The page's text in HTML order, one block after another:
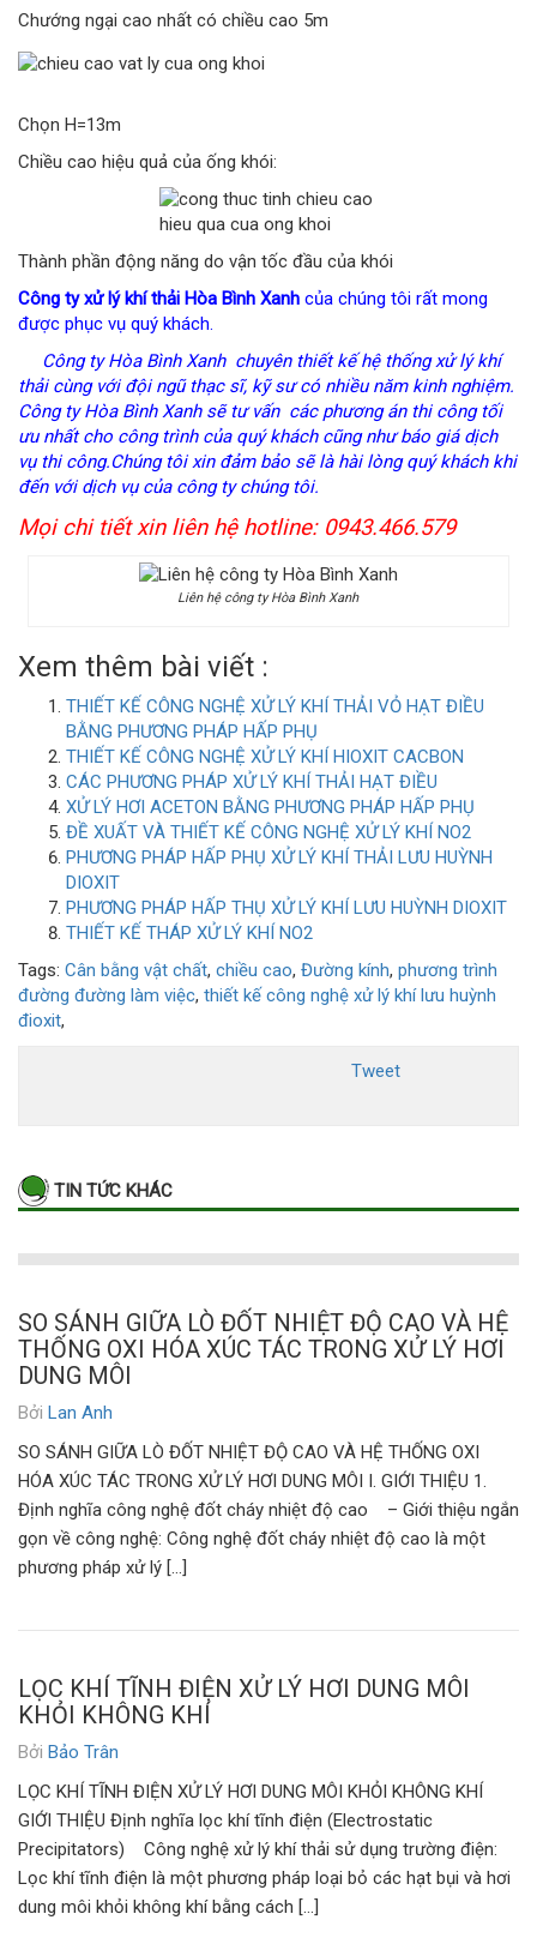
Chướng ngại cao nhất có chiều cao 5m
Chọn H=13m
Chiều cao hiệu quả của ống khói:
Thành phần động năng do vận tốc đầu của khói
Công ty xử lý khí thải Hòa Bình Xanh của chúng tôi rất mong
được phục vụ quý khách.
Công ty Hòa Bình Xanhchuyên thiết kế hệ thốngxử lý khí
thảicùng với đội ngũ thạc sĩ, kỹ sư có nhiều năm kinh nghiệm.
Công ty Hòa Bình Xanhsẽ tư vấn các phương án thi công tối
ưu nhất cho công trình của quý khách cũng như báo giá dịch
vụ thi công.Chúng tôi xin đảm bảo sẽ là hài lòng quý khách khi
đến với dịch vụ của công ty chúng tôi.
Mọi chi tiết xin liên hệ hotline: 0943.466.579
Liên hệ công ty Hòa Bình Xanh
Xem thêm bài viết :
THIẾT KẾ CÔNG NGHỆ XỬ LÝ KHÍ THẢI VỎ HẠT ĐIỀU
BẰNG PHƯƠNG PHÁP HẤP PHỤ
THIẾT KẾ CÔNG NGHỆ XỬ LÝ KHÍ HIOXIT CACBON
CÁC PHƯƠNG PHÁP XỬ LÝ KHÍ THẢI HẠT ĐIỀU
XỬ LÝ HƠI ACETON BẰNG PHƯƠNG PHÁP HẤP PHỤ
ĐỀ XUẤT VÀ THIẾT KẾ CÔNG NGHỆ XỬ LÝ KHÍ NO2
PHƯƠNG PHÁP HẤP PHỤ XỬ LÝ KHÍ THẢI LƯU HUỲNH
DIOXIT
PHƯƠNG PHÁP HẤP THỤ XỬ LÝ KHÍ LƯU HUỲNH DIOXIT
THIẾT KẾ THÁP XỬ LÝ KHÍ NO2
Tags: Cân bằng vật chất, chiều cao, Đường kính, phương trình
đường đường làm việc, thiết kế công nghệ xử lý khí lưu huỳnh
đioxit,
Tweet
TIN TỨC KHÁC
SO SÁNH GIỮA LÒ ĐỐT NHIỆT ĐỘ CAO VÀ HỆ
THỐNG OXI HÓA XÚC TÁC TRONG XỬ LÝ HƠI
DUNG MÔI
Bởi Lan Anh
SO SÁNH GIỮA LÒ ĐỐT NHIỆT ĐỘ CAO VÀ HỆ THỐNG OXI
HÓA XÚC TÁC TRONG XỬ LÝ HƠI DUNG MÔI I. GIỚI THIỆU 1.
Định nghĩa công nghệ đốt cháy nhiệt độ cao – Giới thiệu ngắn
gọn về công nghệ: Công nghệ đốt cháy nhiệt độ cao là một
phương pháp xử lý […]
LỌC KHÍ TĨNH ĐIỆN XỬ LÝ HƠI DUNG MÔI
KHỎI KHÔNG KHÍ
Bởi Bảo Trân
LỌC KHÍ TĨNH ĐIỆN XỬ LÝ HƠI DUNG MÔI KHỎI KHÔNG KHÍ
GIỚI THIỆU Định nghĩa lọc khí tĩnh điện (Electrostatic
Precipitators) Công nghệ xử lý khí thải sử dụng trường điện:
Lọc khí tĩnh điện là một phương pháp loại bỏ các hạt bụi và hơi
dung môi khỏi không khí bằng cách […]